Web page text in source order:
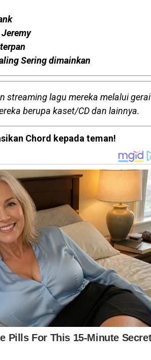
Sering dimainkan
streaming lagu mereka melalui gerai
berupa kaset/CD dan lainnya.
Chord kepada teman!